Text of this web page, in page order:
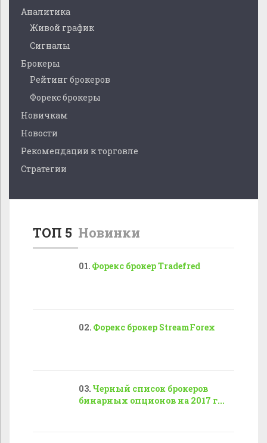
Аналитика
Живой график
Сигналы
Брокеры
Рейтинг брокеров
Форекс брокеры
Новичкам
Новости
Рекомендации к торговле
Стратегии
ТОП 5 Новинки
Форекс брокер Tradefred
Форекс брокер StreamForex
Черный список брокеров
бинарных опционов на 2017 г...